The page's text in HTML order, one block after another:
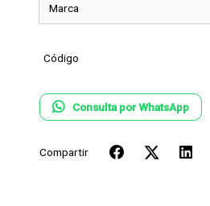
Marca
Código
Consulta por WhatsApp
Compartir